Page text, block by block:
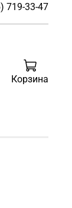
719-33-47
Корзина